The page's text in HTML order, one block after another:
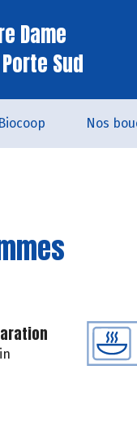
Dame
Sud
Biocoop Nos